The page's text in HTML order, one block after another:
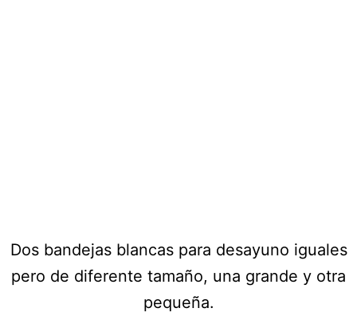
Dos bandejas blancas para desayuno iguales
pero de diferente tamaño, una grande y otra
pequeña.